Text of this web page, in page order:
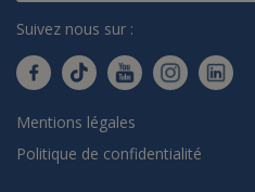
Suivez nous sur :
Mentions légales
Politique de confidentialité